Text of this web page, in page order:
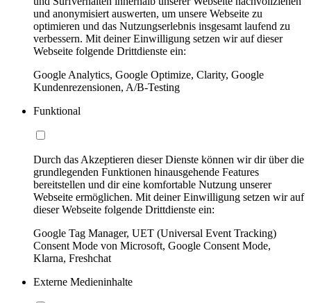
und anonymisiert auswerten, um unsere Webseite zu
optimieren und das Nutzungserlebnis insgesamt laufend zu
verbessern. Mit deiner Einwilligung setzen wir auf dieser
Webseite folgende Drittdienste ein:
Google Analytics, Google Optimize, Clarity, Google
Kundenrezensionen, A/B-Testing
Funktional
Durch das Akzeptieren dieser Dienste können wir dir über die
grundlegenden Funktionen hinausgehende Features
bereitstellen und dir eine komfortable Nutzung unserer
Webseite ermöglichen. Mit deiner Einwilligung setzen wir auf
dieser Webseite folgende Drittdienste ein:
Google Tag Manager, UET (Universal Event Tracking)
Consent Mode von Microsoft, Google Consent Mode,
Klarna, Freshchat
Externe Medieninhalte